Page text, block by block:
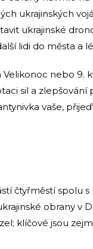
ukrajinských
ukrajinské
lidi do města a
nebo 9.
sil a zlepšování
vaše,
čtyřměstí spolu s
obrany v
klíčové jsou